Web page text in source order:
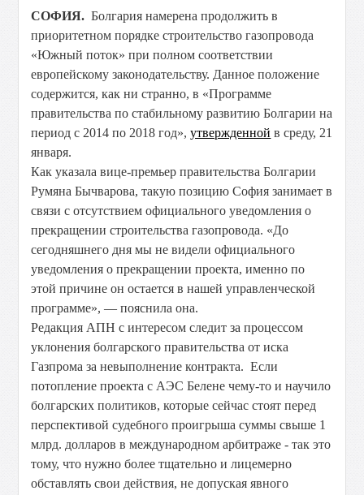
СОФИЯ.Болгария намерена продолжить в
приоритетном порядке строительство газопровода
«Южный поток» при полном соответствии
европейскому законодательству. Данное положение
содержится, как ни странно, в «Программе
правительства по стабильному развитию Болгарии на
период с 2014 по 2018 год»,утвержденной в среду, 21
января.
Как указала вице-премьер правительства Болгарии
Румяна Бычварова, такую позицию София занимает в
связи с отсутствием официального уведомления о
прекращении строительства газопровода. «До
сегодняшнего дня мы не видели официального
уведомления о прекращении проекта, именно по
этой причине он остается в нашей управленческой
программе», — пояснила она.
Редакция АПН с интересом следит за процессом
уклонения болгарского правительства от иска
Газпрома за невыполнение контракта. Если
потопление проекта с АЭС Белене чему-то и научило
болгарских политиков, которые сейчас стоят перед
перспективой судебного проигрыша суммы свыше 1
млрд. долларов в международном арбитраже - так это
тому, что нужно более тщательно и лицемерно
обставлять свои действия, не допуская явного